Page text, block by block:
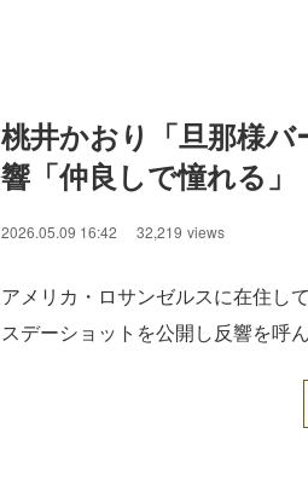
桃井かおり「旦那様
響「仲良しで憧れる」
2026.05.09 16:42 32,219 views
アメリカ・ロサンゼルスに在住し
スデーショットを公開し反響を呼ん